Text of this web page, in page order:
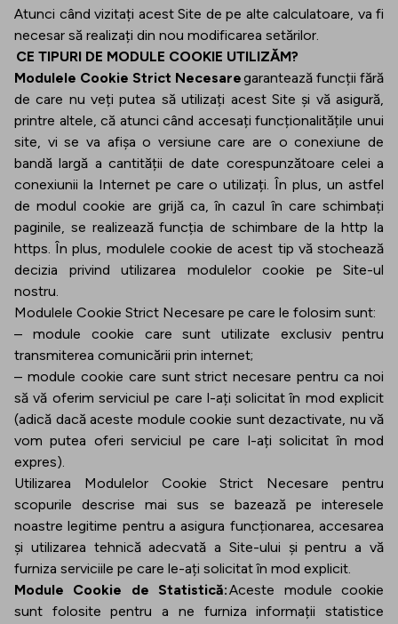
Atunci când vizitați acest Site de pe alte calculatoare, va fi
necesar să realizați din nou modificarea setărilor.
CE TIPURI DE MODULE COOKIE UTILIZĂM?
Modulele Cookie Strict Necesaregarantează funcții fără
de care nu veți putea să utilizați acest Site și vă asigură,
printre altele, că atunci când accesați funcționalitățile unui
site, vi se va afișa o versiune care are o conexiune de
bandă largă a cantității de date corespunzătoare celei a
conexiunii la Internet pe care o utilizați. În plus, un astfel
de modul cookie are grijă ca, în cazul în care schimbați
paginile, se realizează funcția de schimbare de la http la
https. În plus, modulele cookie de acest tip vă stochează
decizia privind utilizarea modulelor cookie pe Site-ul
nostru.
Modulele Cookie Strict Necesare pe care le folosim sunt:
– module cookie care sunt utilizate exclusiv pentru
transmiterea comunicării prin internet;
– module cookie care sunt strict necesare pentru ca noi
să vă oferim serviciul pe care l-ați solicitat în mod explicit
(adică dacă aceste module cookie sunt dezactivate, nu vă
vom putea oferi serviciul pe care l-ați solicitat în mod
expres).
Utilizarea Modulelor Cookie Strict Necesare pentru
scopurile descrise mai sus se bazează pe interesele
noastre legitime pentru a asigura funcționarea, accesarea
și utilizarea tehnică adecvată a Site-ului și pentru a vă
furniza serviciile pe care le-ați solicitat în mod explicit.
Module Cookie de Statistică:Aceste module cookie
sunt folosite pentru a ne furniza informații statistice